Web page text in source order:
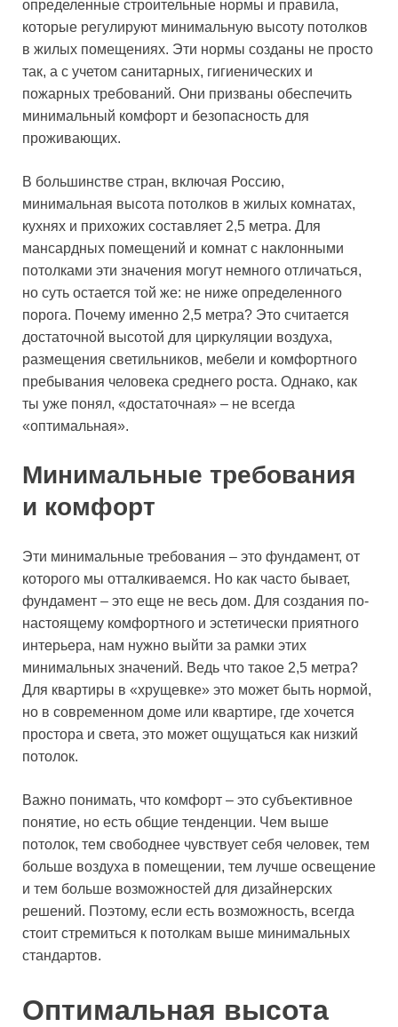
определенные строительные нормы и правила,
которые регулируют минимальную высоту потолков
в жилых помещениях. Эти нормы созданы не просто
так, а с учетом санитарных, гигиенических и
пожарных требований. Они призваны обеспечить
минимальный комфорт и безопасность для
проживающих.
В большинстве стран, включая Россию,
минимальная высота потолков в жилых комнатах,
кухнях и прихожих составляет 2,5 метра. Для
мансардных помещений и комнат с наклонными
потолками эти значения могут немного отличаться,
но суть остается той же: не ниже определенного
порога. Почему именно 2,5 метра? Это считается
достаточной высотой для циркуляции воздуха,
размещения светильников, мебели и комфортного
пребывания человека среднего роста. Однако, как
ты уже понял, «достаточная» – не всегда
«оптимальная».
Минимальные требования
и комфорт
Эти минимальные требования – это фундамент, от
которого мы отталкиваемся. Но как часто бывает,
фундамент – это еще не весь дом. Для создания по-
настоящему комфортного и эстетически приятного
интерьера, нам нужно выйти за рамки этих
минимальных значений. Ведь что такое 2,5 метра?
Для квартиры в «хрущевке» это может быть нормой,
но в современном доме или квартире, где хочется
простора и света, это может ощущаться как низкий
потолок.
Важно понимать, что комфорт – это субъективное
понятие, но есть общие тенденции. Чем выше
потолок, тем свободнее чувствует себя человек, тем
больше воздуха в помещении, тем лучше освещение
и тем больше возможностей для дизайнерских
решений. Поэтому, если есть возможность, всегда
стоит стремиться к потолкам выше минимальных
стандартов.
Оптимальная высота